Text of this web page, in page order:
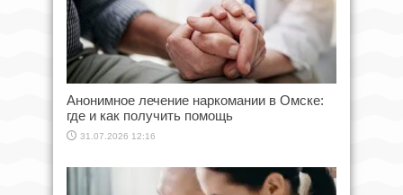
Анонимное лечение наркомании в Омске:
где и как получить помощь
31.07.2026 12:16